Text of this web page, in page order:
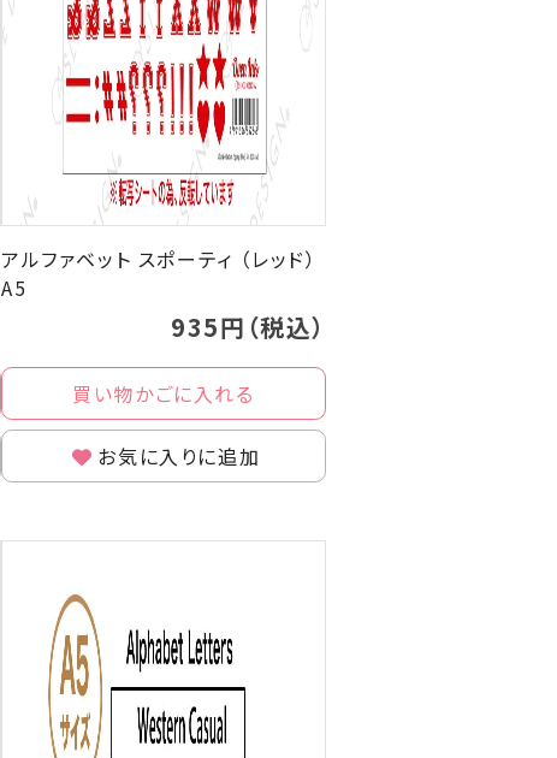
アルファベット スポーティ （レッド）
A5
935円（税込）
買い物かごに入れる
お気に入りに追加